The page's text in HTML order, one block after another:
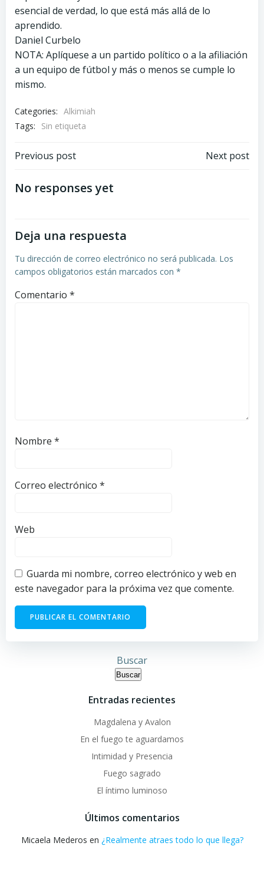
esencial de verdad, lo que está más allá de lo
aprendido.
Daniel Curbelo
NOTA: Aplíquese a un partido político o a la afiliación
a un equipo de fútbol y más o menos se cumple lo
mismo.
Categories: Alkimiah
Tags:
Sin etiqueta
Navegación
por
entradas
Previous post
Navegación
entradas
Next post
No responses yet
Deja una respuesta
Tu dirección de correo electrónico no será publicada. Los
campos obligatorios están marcados con *
Comentario *
Nombre *
Correo electrónico *
Web
Guarda mi nombre, correo electrónico y web en
este navegador para la próxima vez que comente.
Buscar
Buscar
Entradas recientes
Magdalena y Avalon
En el fuego te aguardamos
Intimidad y Presencia
Fuego sagrado
El íntimo luminoso
Últimos comentarios
Micaela Mederos en ¿Realmente atraes todo lo que llega?